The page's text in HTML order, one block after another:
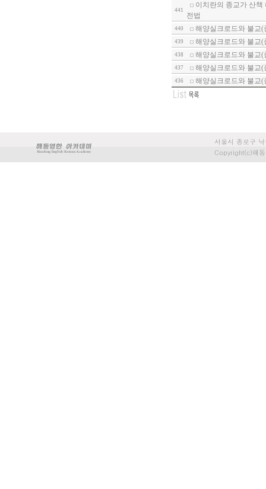
441
이치란의 종교가 산
전법
440 해양실크로드와 불교
439 해양실크로드와 불교
438 해양실크로드와 불교
437 해양실크로드와 불교
436 해양실크로드와 불교(